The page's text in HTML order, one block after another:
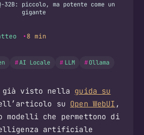
32B: piccolo, ma potente come un
gigante
8 min
AI Locale LLM Ollama
già visto nella guida su
su Open WebUI ,
modelli che permettono di
artificiale